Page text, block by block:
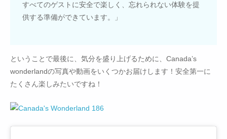
すべてのゲストに安全で楽しく、忘れられない体験を提
供する準備ができています。」
ということで最後に、気分を盛り上げるために、Canada’s
wonderlandの写真や動画をいくつかお届けします！安全第一に
たくさん楽しみたいですね！